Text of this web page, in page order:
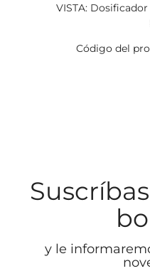
VISTA:
Código del
y le